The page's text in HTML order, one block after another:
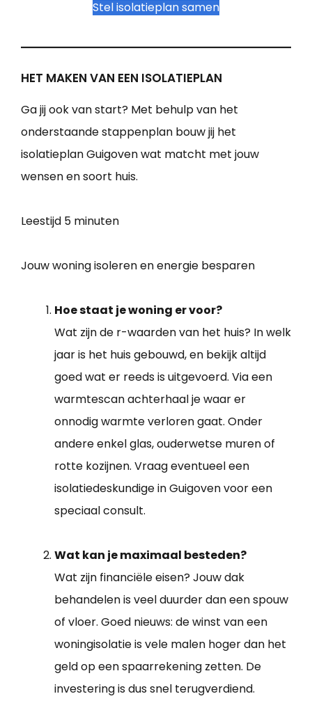
Stel isolatieplan samen
HET MAKEN VAN EEN ISOLATIEPLAN
Ga jij ook van start? Met behulp van het
onderstaande stappenplan bouw jij het
isolatieplan Guigoven wat matcht met jouw
wensen en soort huis.
Leestijd 5 minuten
Jouw woning isoleren en energie besparen
Hoe staat je woning er voor?
Wat zijn de r-waarden van het huis? In welk
jaar is het huis gebouwd, en bekijk altijd
goed wat er reeds is uitgevoerd. Via een
warmtescan achterhaal je waar er
onnodig warmte verloren gaat. Onder
andere enkel glas, ouderwetse muren of
rotte kozijnen. Vraag eventueel een
isolatiedeskundige in Guigoven voor een
speciaal consult.
Wat kan je maximaal besteden?
Wat zijn financiële eisen? Jouw dak
behandelen is veel duurder dan een spouw
of vloer. Goed nieuws: de winst van een
woningisolatie is vele malen hoger dan het
geld op een spaarrekening zetten. De
investering is dus snel terugverdiend.